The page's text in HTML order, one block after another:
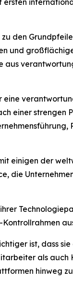
den
und
aus
einer strengen
einigen der
die
ist, dass
als
hinweg